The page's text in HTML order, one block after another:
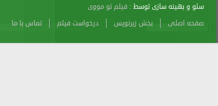
sitemap Atom Cache Search Alexa